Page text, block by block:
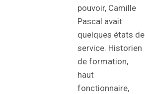
pouvoir, Camille
Pascal avait
quelques états de
service. Historien
de formation,
haut
fonctionnaire,